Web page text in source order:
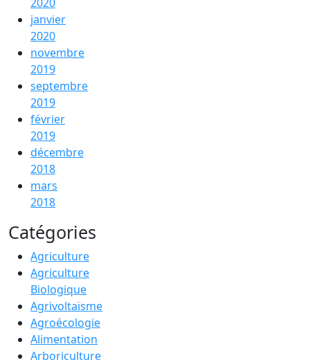
janvier
2020
novembre
2019
septembre
2019
février
2019
décembre
2018
mars
2018
Catégories
Agriculture
Agriculture
Biologique
Agrivoltaïsme
Agroécologie
Alimentation
Arboriculture